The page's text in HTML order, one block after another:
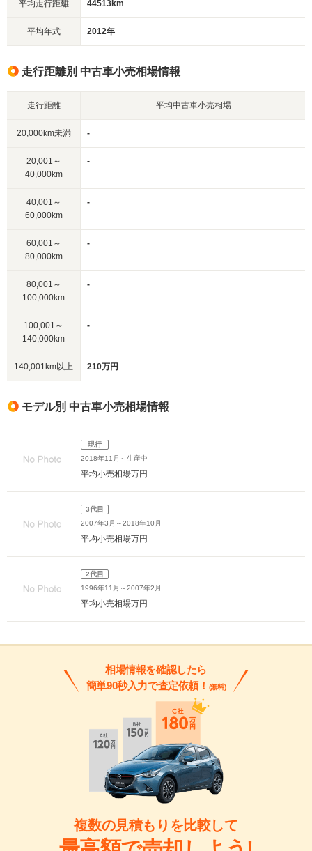
平均走行距離 44513km
平均年式 2012年
走行距離別 中古車小売相場情報
走行距離 平均中古車小売相場
20,000km未満 -
20,001～
40,000km
-
40,001～
60,000km
-
60,001～
80,000km
-
80,001～
100,000km
-
100,001～
140,000km
-
140,001km以上 210万円
モデル別 中古車小売相場情報
現行
2018年11月～生産中
平均小売相場万円
3代目
2007年3月～2018年10月
平均小売相場万円
2代目
1996年11月～2007年2月
平均小売相場万円
相場情報を確認したら
簡単90秒入力で査定依頼！ (無料)
複数の見積もりを比較して